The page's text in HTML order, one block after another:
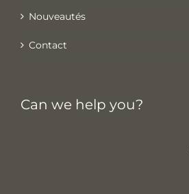
Nouveautés
Contact
Can we help you?